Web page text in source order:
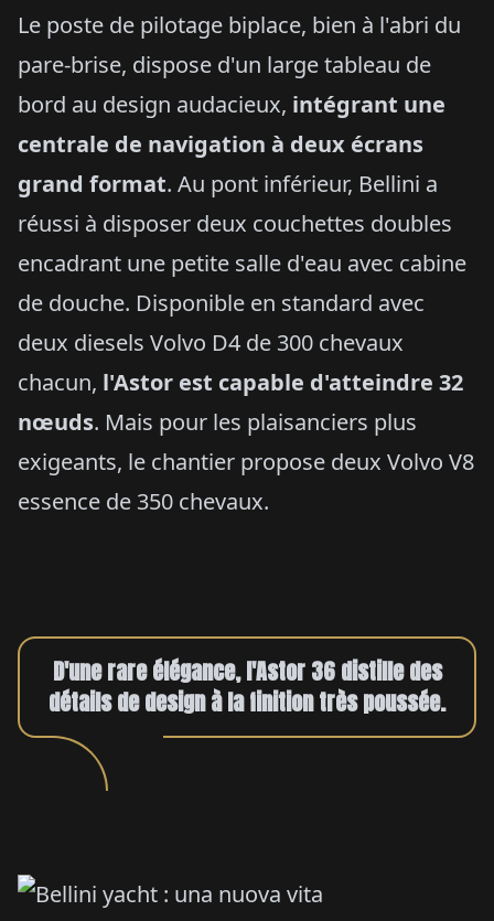
Le poste de pilotage biplace, bien à l'abri du
pare-brise, dispose d'un large tableau de
bord au design audacieux, intégrant une
centrale de navigation à deux écrans
grand format. Au pont inférieur, Bellini a
réussi à disposer deux couchettes doubles
encadrant une petite salle d'eau avec cabine
de douche. Disponible en standard avec
deux diesels Volvo D4 de 300 chevaux
chacun, l'Astor est capable d'atteindre 32
nœuds. Mais pour les plaisanciers plus
exigeants, le chantier propose deux Volvo V8
essence de 350 chevaux.
D'une rare élégance, l'Astor 36 distille des
détails de design à la finition très poussée.